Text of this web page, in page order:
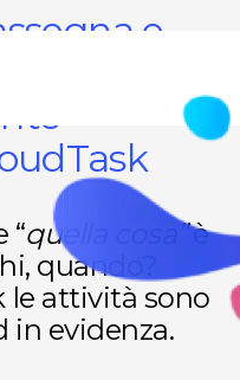
e
“quella cosa”è
quando?
le attività sono
in evidenza.